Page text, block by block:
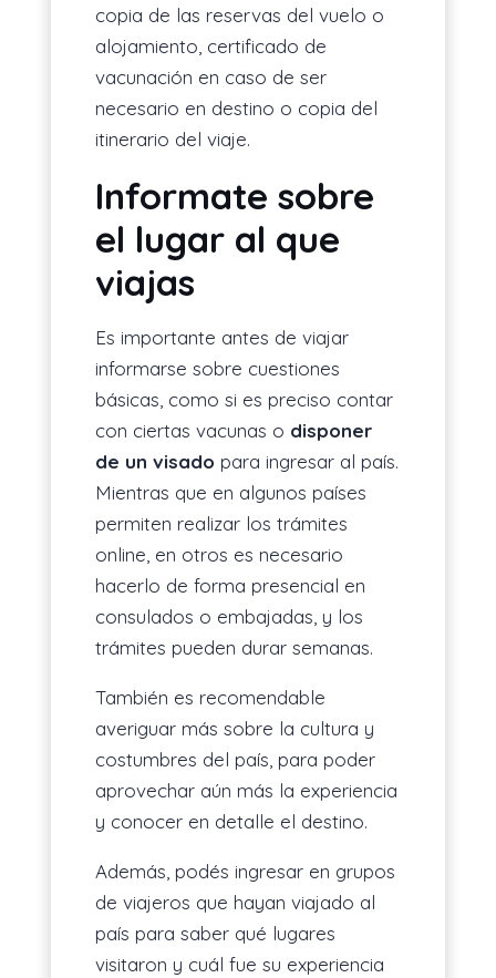
copia de las reservas del vuelo o
alojamiento, certificado de
vacunación en caso de ser
necesario en destino o copia del
itinerario del viaje.
Informate sobre
el lugar al que
viajas
Es importante antes de viajar
informarse sobre cuestiones
básicas, como si es preciso contar
con ciertas vacunas o disponer
de un visado para ingresar al país.
Mientras que en algunos países
permiten realizar los trámites
online, en otros es necesario
hacerlo de forma presencial en
consulados o embajadas, y los
trámites pueden durar semanas.
También es recomendable
averiguar más sobre la cultura y
costumbres del país, para poder
aprovechar aún más la experiencia
y conocer en detalle el destino.
Además, podés ingresar en grupos
de viajeros que hayan viajado al
país para saber qué lugares
visitaron y cuál fue su experiencia